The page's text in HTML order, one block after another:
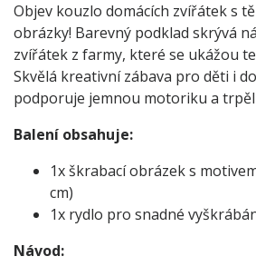
Objev kouzlo domácích zvířátek s
obrázky! Barevný podklad skrývá
zvířátek z farmy, které se ukážou
Skvělá kreativní zábava pro děti i
podporuje jemnou motoriku a
Balení obsahuje:
1x škrabací obrázek s
cm)
1x rydlo pro snadné
Návod: